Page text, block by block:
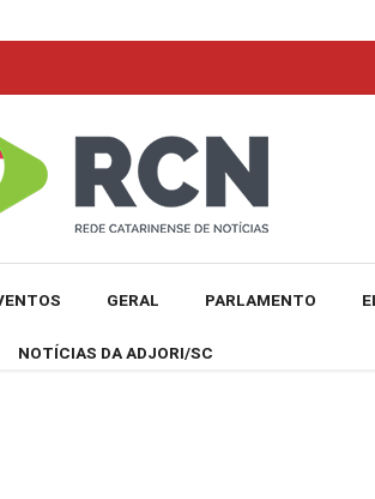
GERAL PARLAMENTO
NOTÍCIAS DA ADJORI/SC